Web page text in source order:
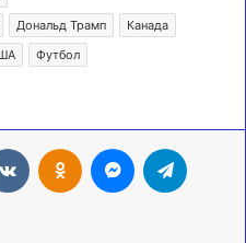
Дональд Трамп
Канада
Футбол
ВконтактеОдноклассники
Messenger